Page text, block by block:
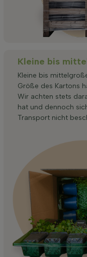
Kleine bis
Kleine bis
Größe des Kartons
Wir achten stets
hat und dennoch
Transport nicht